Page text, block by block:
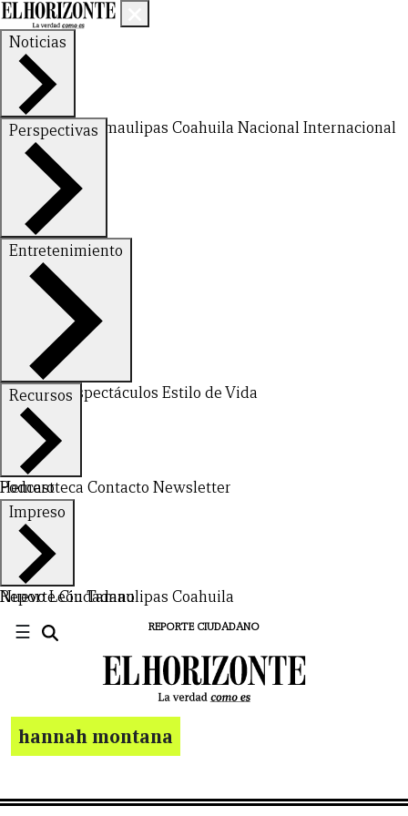
Noticias
Nuevo LeónTamaulipas Coahuila NacionalInternacional
Perspectivas
FinanzasOpinión
Entretenimiento
DeportesEspectáculos Estilo de Vida
Recursos
Hemeroteca Contacto Newsletter
Podcast
Impreso
Nuevo LeónTamaulipas Coahuila
Reporte Ciudadano
☰ REPORTE CIUDADANO
CERRAR
hannah montana